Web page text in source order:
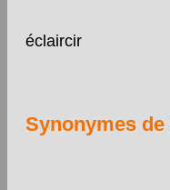
éclaircir
Synonymes de